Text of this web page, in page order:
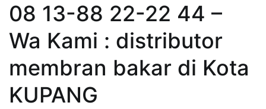
08 13-88 22-22 44 –
Wa Kami : distributor
membran bakar di Kota
KUPANG